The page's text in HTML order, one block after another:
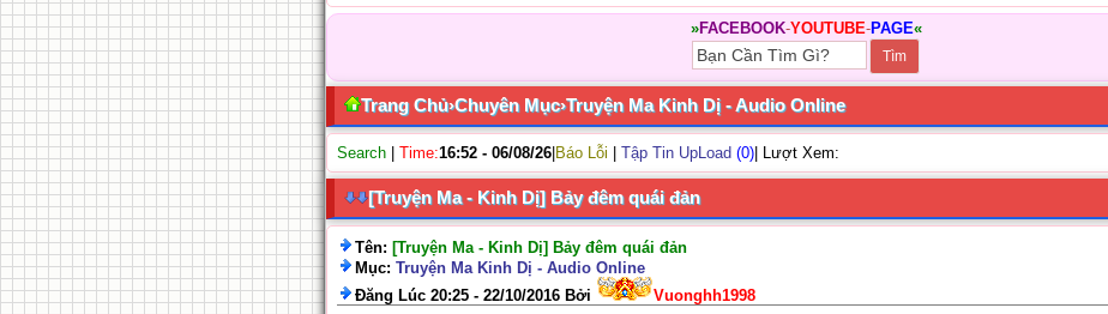
»FACEBOOK-YOUTUBE-PAGE«
Trang Chủ›Chuyên Mục›Truyện Ma Kinh Dị - Audio Online
Search Time:16:52 - 06/08/26 Báo Lỗi Tập Tin UpLoad (0) | Lượt Xem:
[Truyện Ma - Kinh Dị] Bảy đêm quái đản
Tên: [Truyện Ma - Kinh Dị] Bảy đêm quái đản
Mục: Truyện Ma Kinh Dị - Audio Online
Đăng Lúc 20:25 - 22/10/2016 Bởi
Vuonghh1998